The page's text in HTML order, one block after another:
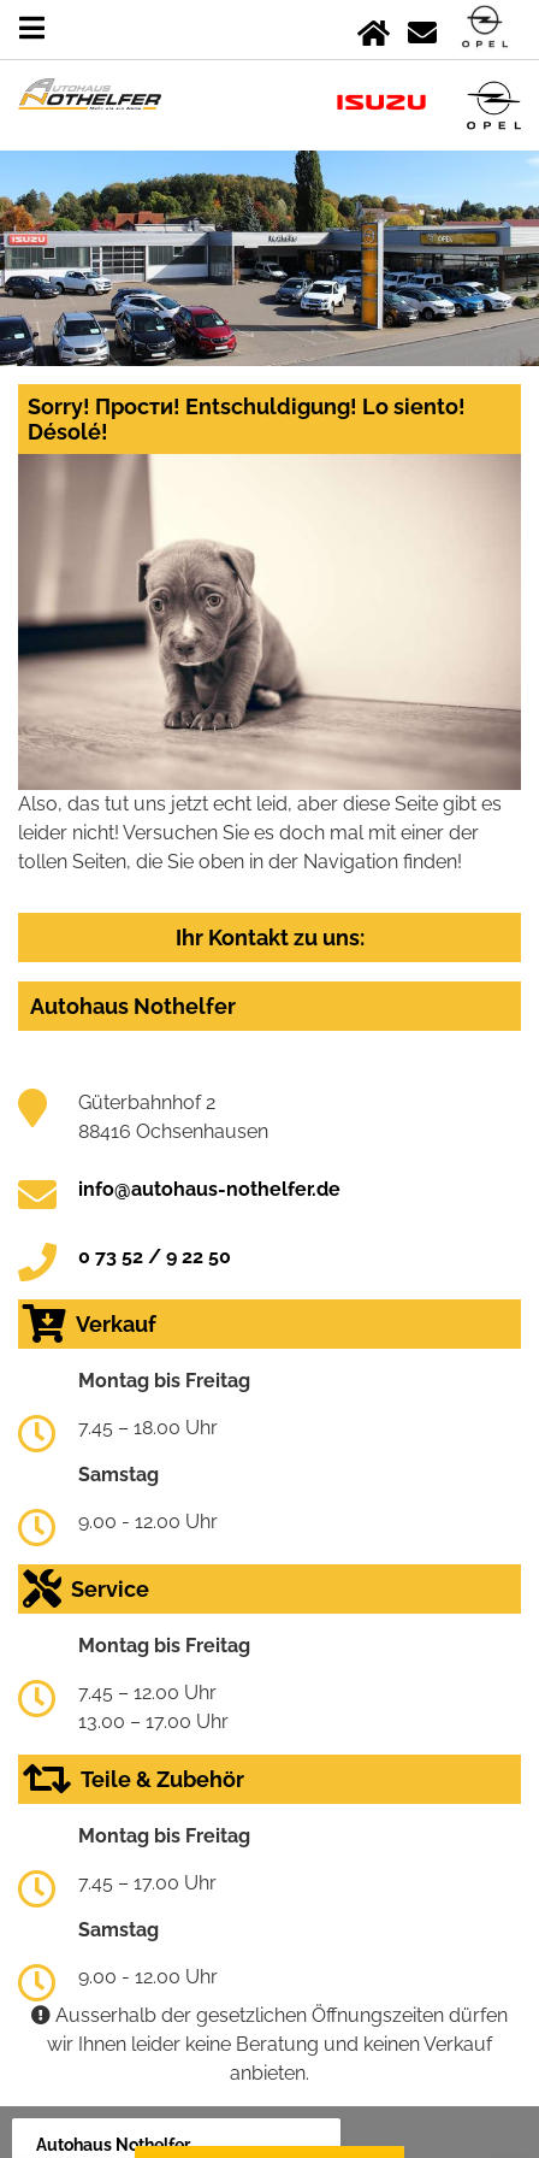
Sorry! Прости! Entschuldigung! Lo siento!
Désolé!
Also, das tut uns jetzt echt leid, aber diese Seite gibt es
leider nicht! Versuchen Sie es doch mal mit einer der
tollen Seiten, die Sie oben in der Navigation finden!
Ihr Kontakt zu uns:
Autohaus Nothelfer
Güterbahnhof 2
88416 Ochsenhausen
info@autohaus-nothelfer.de
0 73 52 / 9 22 50
Verkauf
Montag bis Freitag
7.45 – 18.00 Uhr
Samstag
9.00 - 12.00 Uhr
Service
Montag bis Freitag
7.45 – 12.00 Uhr
13.00 – 17.00 Uhr
Teile & Zubehör
Montag bis Freitag
7.45 – 17.00 Uhr
Samstag
9.00 - 12.00 Uhr
Ausserhalb der gesetzlichen Öffnungszeiten dürfen
wir Ihnen leider keine Beratung und keinen Verkauf
anbieten.
Autohaus Nothelfer